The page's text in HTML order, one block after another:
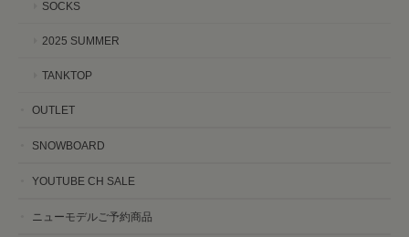
SOCKS
2025 SUMMER
TANKTOP
OUTLET
SNOWBOARD
YOUTUBE CH SALE
ニューモデルご予約商品